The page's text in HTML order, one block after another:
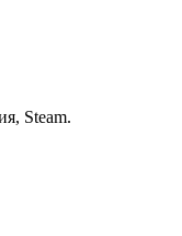
Steam.